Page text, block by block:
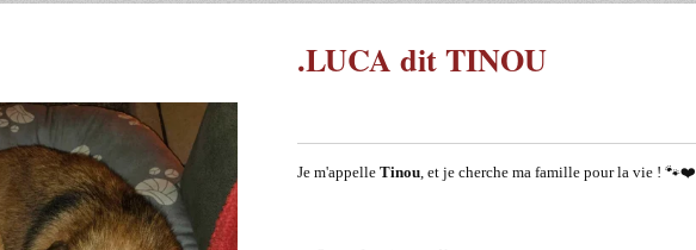
.LUCA dit TINOU
Je m'appelle Tinou, et je cherche ma famille pour la vie ! 🐾❤️